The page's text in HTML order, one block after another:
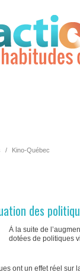
/ Kino-Québec
des
À la suite de
dotées de politiques
ont un effet réel sur